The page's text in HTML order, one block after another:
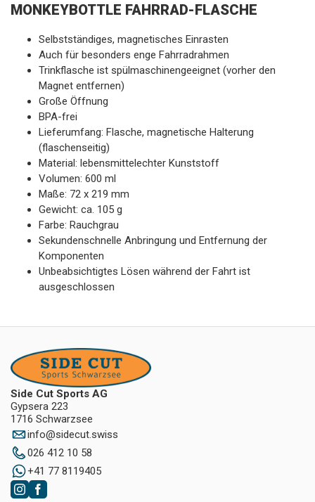
MONKEYBOTTLE FAHRRAD-FLASCHE
Selbstständiges, magnetisches Einrasten
Auch für besonders enge Fahrradrahmen
Trinkflasche ist spülmaschinengeeignet (vorher den
Magnet entfernen)
Große Öffnung
BPA-frei
Lieferumfang: Flasche, magnetische Halterung
(flaschenseitig)
Material: lebensmittelechter Kunststoff
Volumen: 600 ml
Maße: 72 x 219 mm
Gewicht: ca. 105 g
Farbe: Rauchgrau
Sekundenschnelle Anbringung und Entfernung der
Komponenten
Unbeabsichtigtes Lösen während der Fahrt ist
ausgeschlossen
Side Cut Sports AG
Gypsera 223
1716 Schwarzsee
info@sidecut.swiss
026 412 10 58
+41 77 8119405